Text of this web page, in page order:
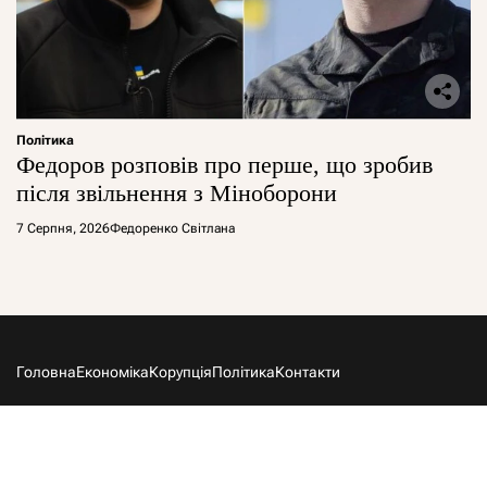
Політика
Федоров розповів про перше, що зробив
після звільнення з Міноборони
7 Серпня, 2026Федоренко Світлана
ГоловнаЕкономікаКорупціяПолітикаКонтакти